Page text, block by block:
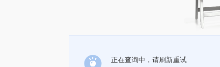
正在查询中，请刷新重试